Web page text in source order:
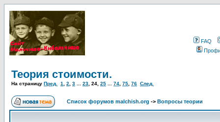
FAQ
Теория стоимости.
На страницу Пред. 1 2 3 23 24 25 74 75 76 След.
Список форумов malchish.org -> Вопросы теории